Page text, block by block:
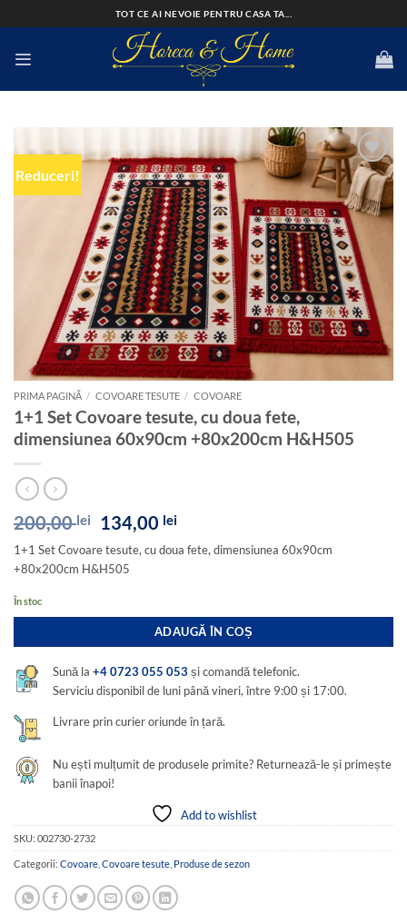
to
TOT CE AI NEVOIE PENTRU CASA TA...
Reduceri!
Add to
wishlist
PRIMA PAGINĂ / COVOARE TESUTE / COVOARE
1+1 Set Covoare tesute, cu doua fete,
dimensiunea 60x90cm +80x200cm H&H505
200,00lei
Prețul
inițial
a
fost:
134,00 leiPrețul
curent
este:
1+1 Set Covoare tesute, cu doua fete, dimensiunea 60x90cm
+80x200cm H&H505
În stoc
ADAUGĂ ÎN COȘ
Sună la+4 0723 055 053 și comandă telefonic.
Serviciu disponibil de luni până vineri, între 9:00 și 17:00.
Livrare prin curier oriunde în țară.
Nu ești mulțumit de produsele primite? Returnează-le și primește
banii înapoi!
Add to wishlist
SKU: 002730-2732
Categorii: Covoare Covoare tesute Produse de sezon